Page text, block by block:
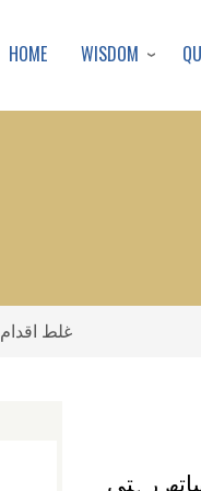
HOME WISDOM
غلط اقدام
رہتی